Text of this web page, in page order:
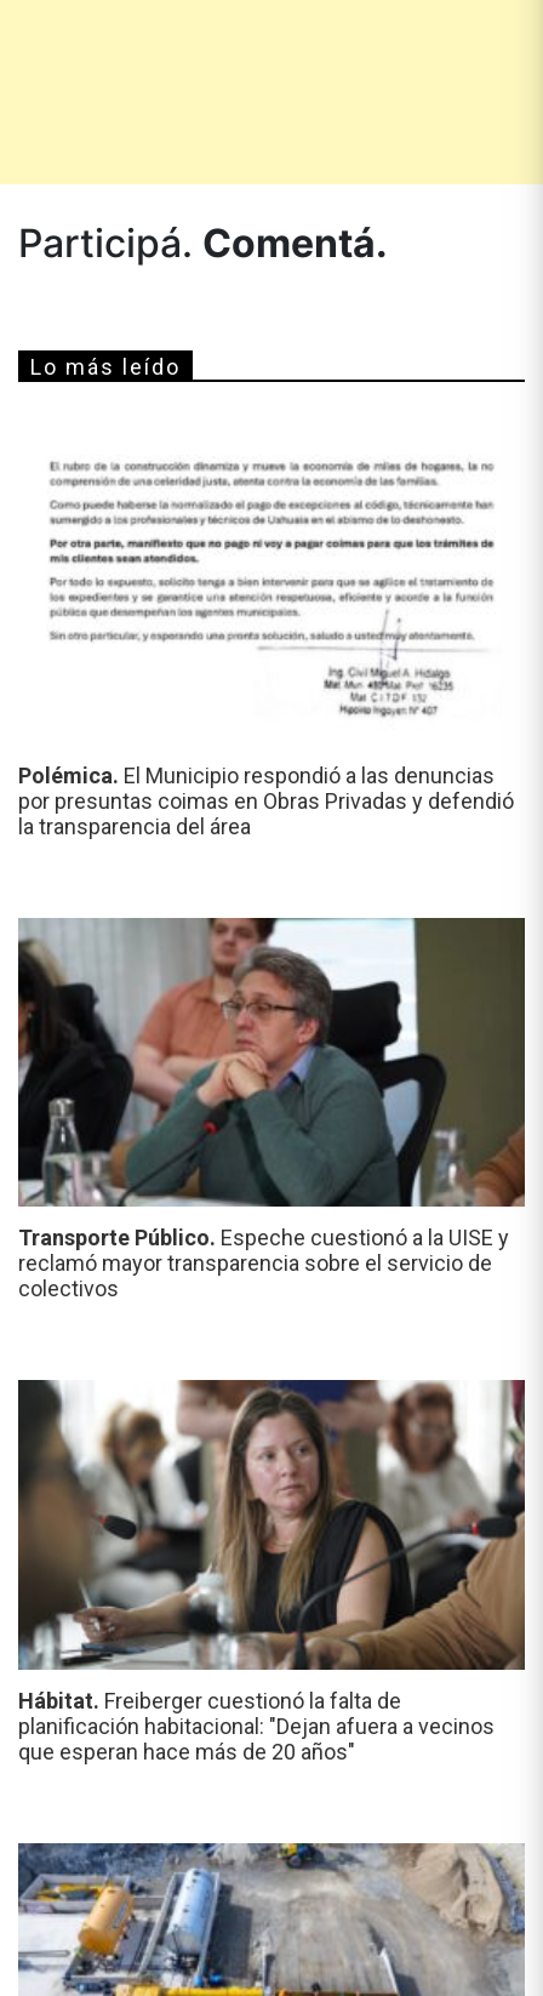
Participá. Comentá.
Lo más leído
Polémica. El Municipio respondió a las denuncias
por presuntas coimas en Obras Privadas y defendió
la transparencia del área
Transporte Público. Espeche cuestionó a la UISE y
reclamó mayor transparencia sobre el servicio de
colectivos
Hábitat. Freiberger cuestionó la falta de
planificación habitacional: "Dejan afuera a vecinos
que esperan hace más de 20 años"